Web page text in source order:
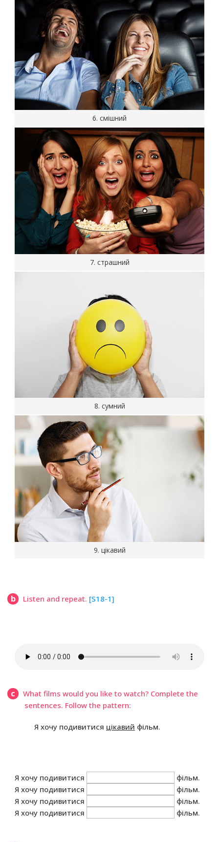
6. смішний
7. страшний
8. сумний
9. цікавий
b Listen and repeat. [S18-1]
c
What films would you like to watch? Complete the
sentences. Follow the pattern:
Я хочу подивитися цікавий фільм.
Я хочу подивитися
фільм.
Я хочу подивитися
фільм.
Я хочу подивитися
фільм.
Я хочу подивитися
фільм.